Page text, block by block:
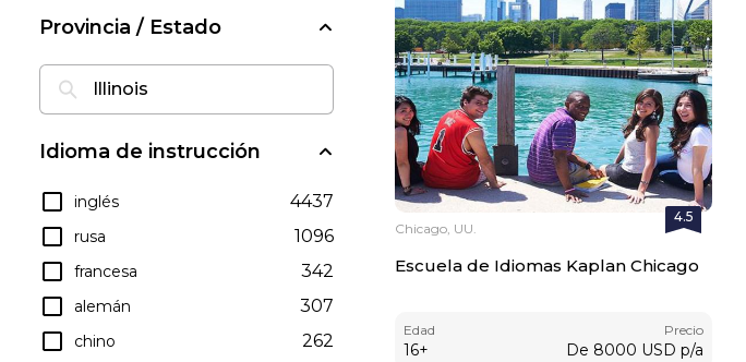
Provincia / Estado
Idioma de instrucción
inglés 4437
rusa 1096
francesa 342
alemán 307
chino 262
4.5
Chicago, UU.
Escuela de Idiomas Kaplan Chicago
Edad
16+
Precio
De 8000 USD p/a